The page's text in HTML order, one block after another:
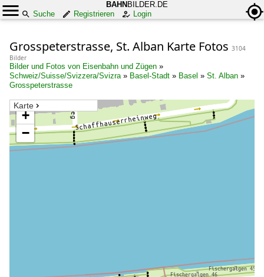
BAHN BILDER.DE
Suche
Registrieren Login
Grosspeterstrasse, St. Alban Karte Fotos 3104
Bilder
Bilder und Fotos von Eisenbahn und Zügen »
Schweiz/Suisse/Svizzera/Svizra» Basel-Stadt » Basel » St. Alban »
Grosspeterstrasse
Karte
+
−